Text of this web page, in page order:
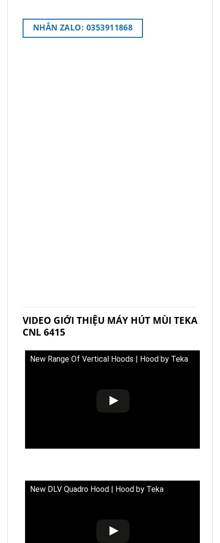
NHẮN ZALO: 0353911868
VIDEO GIỚI THIỆU MÁY HÚT MÙI TEKA
CNL 6415
New Range Of Vertical Hoods | Hood by Teka
New DLV Quadro Hood | Hood by Teka